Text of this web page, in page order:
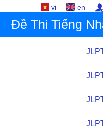
vi en
Đề Thi Tiếng